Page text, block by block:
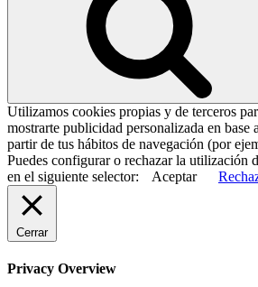
Utilizamos cookies propias y de terceros
mostrarte publicidad personalizada en base
partir de tus hábitos de navegación (por
Puedes configurar o rechazar la utilización
en el siguiente selector:
Aceptar
Cerrar
Privacy Overview